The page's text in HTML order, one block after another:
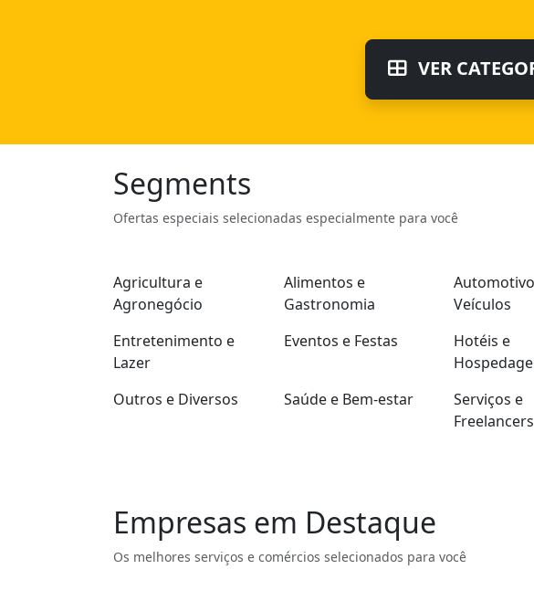
VER
Segments
Ofertas especiais selecionadas especialmente para você
Agricultura e
Agronegócio
Alimentos e
Gastronomia
Veículos
Entretenimento e
Lazer
Eventos e Festas
Hotéis e
Outros e Diversos
Saúde e Bem-estar
Serviços e
Freelancers
Empresas em Destaque
Os melhores serviços e comércios selecionados para você